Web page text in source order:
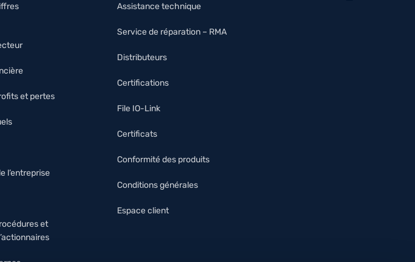
et pertes
l’entreprise
et
Assistance technique
Service de réparation – RMA
Distributeurs
Certifications
File IO-Link
Certificats
Conformité des produits
Conditions générales
Espace client